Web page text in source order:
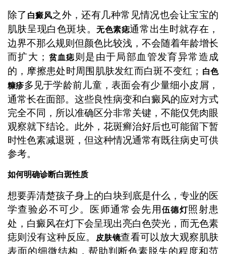
除了 白癜风之外，还有几种常见情况也会让宝宝的
肌肤呈现白色斑块。无色素痣通常出生时就存在，
边界不那么规则但颜色比较浅，不会随着年龄增长
而扩大； 贫血痣则是由于局部血管发育异常造成
的，摩擦患处时周围肌肤发红而白斑不变红； 白色
糠疹多见于学龄前儿童，表面会有少量细小皮屑，
通常长在面部。这些良性病变和白癜风的应对方式
完全不同，所以准确区分非常关键，不能仅凭肉眼
观察就下结论。此外，花斑癣治好后也可能留下暂
时性色素减退斑，但这种情况通常有既往病史可供
参考。
如何明确诊断白斑性质
想要弄清楚孩子身上的白块到底是什么，专业的医
学查验必不可少。医师通常会先用伍德灯照射患
处，白癜风在灯下会呈现出亮白色荧光，而无色素
痣则没有这种反应。
皮肤镜查看可以放大观察肌肤
表面的细微结构，帮助判断色素脱失的程度和范